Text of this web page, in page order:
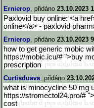
Ernierop, přidáno 23.10.2023
Paxlovid buy online: <a
online</a> - paxlovid
Ernierop, přidáno 23.10.2023
how to get generic mobic
https://mobic.icu/# ">buy
prescription
Curtisduava, přidáno
what is minocycline 50 mg
https://stromectol24.pro/#
cost